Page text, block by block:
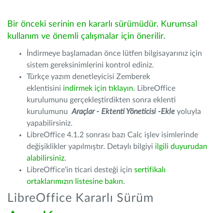
Bir önceki serinin en kararlı sürümüdür. Kurumsal
kullanım ve önemli çalışmalar için önerilir.
İndirmeye başlamadan önce lütfen bilgisayarınız için
sistem gereksinimlerini kontrol ediniz.
Türkçe yazım denetleyicisi Zemberek
eklentisini indirmek için tıklayın. LibreOffice
kurulumunu gerçekleştirdikten sonra eklenti
kurulumunu Araçlar - Ektenti Yöneticisi -Ekle yoluyla
yapabilirsiniz.
LibreOffice 4.1.2 sonrası bazı Calc işlev isimlerinde
değişiklikler yapılmıştır. Detaylı bilgiyi ilgili duyurudan
alabilirsiniz.
LibreOffice'in ticari desteği için sertifikalı
ortaklarımızın listesine bakın.
LibreOffice Kararlı Sürüm